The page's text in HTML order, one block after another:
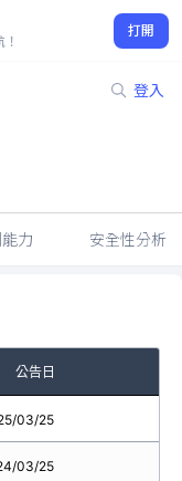
打開
登入
力 安全性分析
公告日
03/25
03/25